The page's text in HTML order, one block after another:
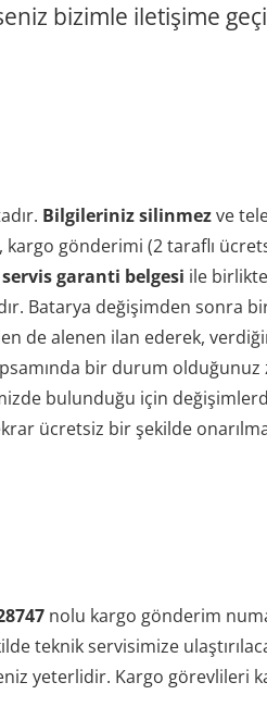
bizimle iletişime
Bilgileriniz silinmezve
gönderimi (2 taraflı
servis garanti belgesi ile
Batarya değişimden sonra
de alenen ilan ederek,
bir durum
bulunduğu için
ücretsiz bir şekilde
nolu kargo gönderim
teknik servisimize
yeterlidir. Kargo görevlileri